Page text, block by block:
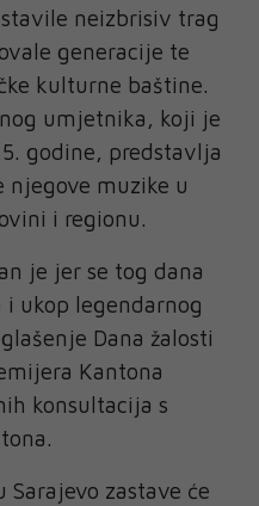
neizbrisiv trag
generacije te
kulturne baštine.
umjetnika, koji je
godine, predstavlja
muzike u
i regionu.
je jer se tog dana
ukop legendarnog
Dana žalosti
Kantona
konsultacija s
Sarajevo zastave će